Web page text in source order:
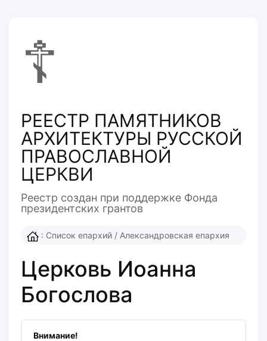
☦
РЕЕСТР ПАМЯТНИКОВ
АРХИТЕКТУРЫ РУССКОЙ
ПРАВОСЛАВНОЙ
ЦЕРКВИ
Реестр создан при поддержке Фонда
президентcких грантов
: Список епархий / Александровская епархия
Церковь Иоанна
Богослова
Внимание!